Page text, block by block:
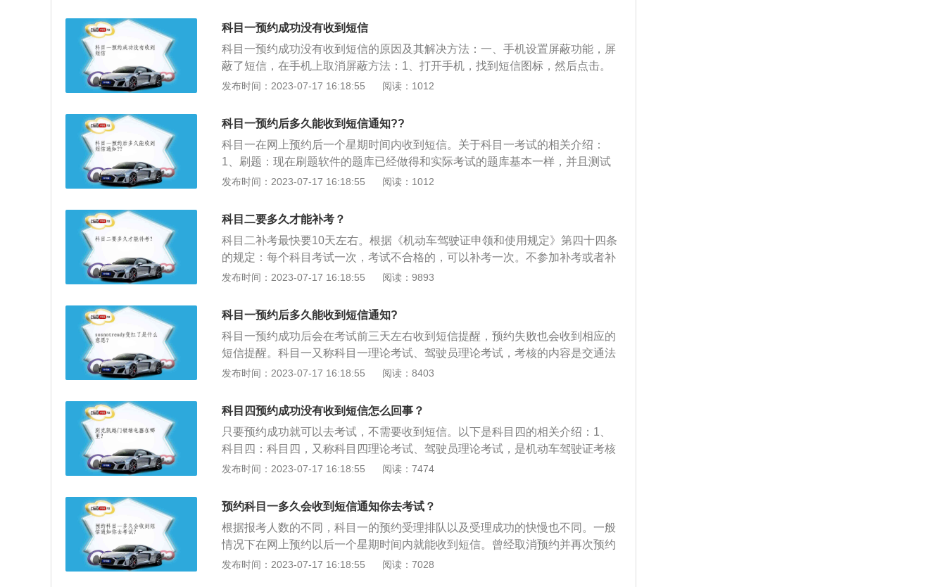
排名在前面的优先安排考试。系统安排完毕后，将在互联网反馈公示预约结果。
一般三年期限快到期的车主,优先级是最高的，每个科目享有一次的优先预约权
利，所以就会出现上文所说的先预约的车主排名反而越来越往后了，这样的插队
5.6.1及以上系统，交管12123APP版本：2.8.7）；2、登录账号后，点击右下角
我的选项；3、在弹出的界面中，找到驾驶证业务一栏的考试预约选项并点击；
4、进入新的界面，找到并选中科目三安全文明常识考试这个选项，选择合适的
考场和考试时间。线下预约是报考人员可以携带身份证到驾校报名处让工作人员
帮忙预约，只要报考人员在预约过程及时提供相关信息即可，比如一些验证码或
很快能够预约成功。注意预约状态，如果已经没有名额了则无法预约。预约名额
一般在每周二9点后放出，注意早到早得。科目四又名安全文明驾驶常识考试，
主要考核内容包括：安全文明驾驶操作要求、恶劣气象和复杂道路条件下的安全
内容。
科目一预约成功没有收到短信
科目一预约成功没有收到短信的原因及其解决方法：一、手机设置屏蔽功能，屏
蔽了短信，在手机上取消屏蔽方法：1、打开手机，找到短信图标，然后点击。
（截图取自交管12123APPV2.8.2安卓版v11.8.3）2、打开信息列表之后选择下方
的快捷菜单中选择骚扰拦截选项。（截图取自交管12123APPV2.8.2安卓版v11.8.
3）4、打开骚扰拦截短信列表后，选择右上角的设置按钮。（截图取自交管1212
3APPV2.8.2安卓版v11.8.3）5、进入设置页面后，点击选择号码黑名单。（截图
取自交管12123APPV2.8.2安卓版v11.8.3）6、打开号码黑名单页面，长按不想要
拦截的号码。（截图取自交管12123APPV2.8.2安卓版v11.8.3）7、号码选择完成
8.2安卓版v11.8.3）二、车管所网络平台有问题：等待通知，大概1到2个工作日
会完成修复。三、手机欠费：手机尽快缴费。科目一预约成功未收到短信的解决
方法：1、打开交管12123APP，点击首页的考试预约查看，上面会显示已预约的
预约。（截图取自交管12123APPV2.8.2安卓版v11.8.3）2、也可以通过电脑搜索
录，点击右上角业务办理，再次点击本地考试预约，上面同样会显示考试科目、
考场、考试时间、场次等信息，没有记录的话可以重新预约。（截图取自交管12
123V1.27.2电脑版本windows10）3、如果有预约记录，即便没有来短信也无需
担心，可以截屏保留证据，按时复习考试即可。
发布时间：2023-07-17 16:18:55 阅读：1012
科目一预约后多久能收到短信通知??
科目一在网上预约后一个星期时间内收到短信。关于科目一考试的相关介绍：
1、刷题：现在刷题软件的题库已经做得和实际考试的题库基本一样，并且测试
的模式也完全复制实际考试，只需刷题就行。2、考试形式：科目一考试时每个
格，考试时间是45分钟。3、补考：科目一考试中如果第一次考试失败可以当场
预约就不用重新到网上刷学时，直接在网上平台申请即可。报考驾照以后都会获
得学习驾驶证明，该证明的有效期是三年，在三年内可以无限次预约科目一考
试。预约成功没来短信的解决办法：1、打开交管12123APP，点击首页的考试预
则表示预约不成功，可以重新预约。2、也可以通过电脑搜索交通管理局交通安
全综合服务管理平台官网，在网站首页的右上角点击个人登录，进入个人界面后
点击左边功能栏上的驾驶证业务，再次点击本地考试预约，没有记录的话可以重
发布时间：2023-07-17 16:18:55 阅读：1012
科目二要多久才能补考？
科目二补考最快要10天左右。根据《机动车驾驶证申领和使用规定》第四十四条
的规定：每个科目考试一次，考试不合格的，可以补考一次。不参加补考或者补
考仍不合格的，本次考试终止，申请人应当重新预约考试，但科目二、科目三考
能考试的计划考试次数不得超过五次，如果第五次预定考试仍未通过，则其他通
过考试的科目成绩将无效。以下是与科目二考试密切相关的注意事项：1、要记
住先调节好座位，再调节好后视镜，才好在后面考试的时候，准备地判断位置。
记住别忘了系好安全带；2、倒车入库要注意避免前车盖压线，很多学员在倒车
入库的时候，车前盖压线了，没能顺利通过；3、侧方位停车的时候，离合器要
坡定点起步要注意半联动，感觉车子抖动想前进的时候，才慢放离合器。如果没
控制好离合器，放离合器太快，车子容易熄火。
发布时间：2023-07-17 16:18:55 阅读：9893
科目一预约后多久能收到短信通知?
科目一预约成功后会在考试前三天左右收到短信提醒，预约失败也会收到相应的
短信提醒。科目一又称科目一理论考试、驾驶员理论考试，考核的内容是交通法
规及相关知识。关于驾驶证考试的相关信息如下：简介：驾驶员考试是由公安局
动车辆。内容：机动车驾驶人考试内容分为道路交通安全法律、法规和相关知识
考试科目（又称“理论考试”，简称“科目一”）、场地驾驶技能考试科目（俗称“桩
考”，简称“科目二”）、道路驾驶技能和安全文明驾驶常识考试科目（俗称“路
考”，简称“科目三”）。考试内容和合格标准全国统一，根据不同准驾车型规定相
应的考试项目。
发布时间：2023-07-17 16:18:55 阅读：8403
科目四预约成功没有收到短信怎么回事？
只要预约成功就可以去考试，不需要收到短信。以下是科目四的相关介绍：1、
科目四：科目四，又称科目四理论考试、驾驶员理论考试，是机动车驾驶证考核
的一部分。《中华人民共和国公安部令第139号》实施后，科目三考试分为两项
这个考试在科目三之后进行，所以都习惯称之为科目四考试。2、主要内容包
括：安全文明驾驶操作要求、恶劣气象和复杂道路条件下的安全驾驶知识、爆胎
等紧急情况下的临危处理方法，以及发生交通事故后的处理知识等。
发布时间：2023-07-17 16:18:55 阅读：7474
预约科目一多久会收到短信通知你去考试？
根据报考人数的不同，科目一的预约受理排队以及受理成功的快慢也不同。一般
情况下在网上预约以后一个星期时间内就能收到短信。曾经取消预约并再次预约
或学习驾驶证就快到期的人会优先安排，而初次预约的则慢一些。科目一考试预
发布时间：2023-07-17 16:18:55 阅读：7028